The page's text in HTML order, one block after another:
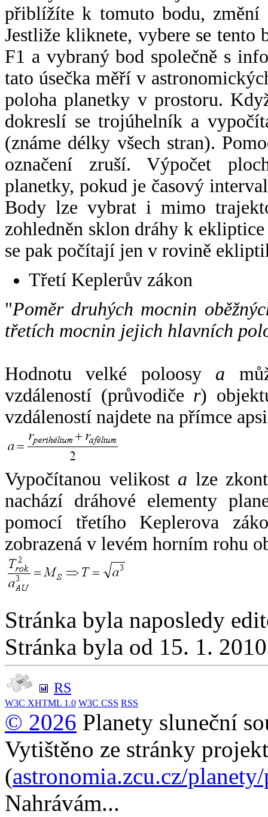
přiblížíte k tomuto bodu,
Jestliže kliknete, vybere se tento
F1 a vybraný bod společně s
tato úsečka měří v
poloha planetky v prostoru.
dokreslí se trojúhelník a
(známe délky všech stran).
označení zruší. Výpočet
planetky, pokud je časový
Body lze vybrat i mimo
zohledněn sklon dráhy k
se pak počítají jen v rovině
Třetí Keplerův zákon
"Poměr druhých mocnin
třetích mocnin jejich hlavních
Hodnotu velké poloosy a
vzdáleností (průvodiče r)
vzdáleností najdete na přímce
Vypočítanou velikost a lze
nachází dráhové elementy
pomocí třetího Keplerova
zobrazená v levém horním rohu
Stránka byla naposledy
Stránka byla od 15. 1.
RS
W3C XHTML 1.0 W3C CSS RSS
© 2026 Planety sluneční
Vytištěno ze stránky
(astronomia.zcu.cz/
Nahrávám...